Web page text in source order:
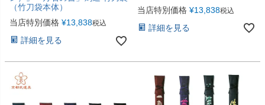
（竹刀袋本体）
当店特別価格 ¥13,838税込
詳細を見る
当店特別価格 ¥13,838税込
詳細を見る